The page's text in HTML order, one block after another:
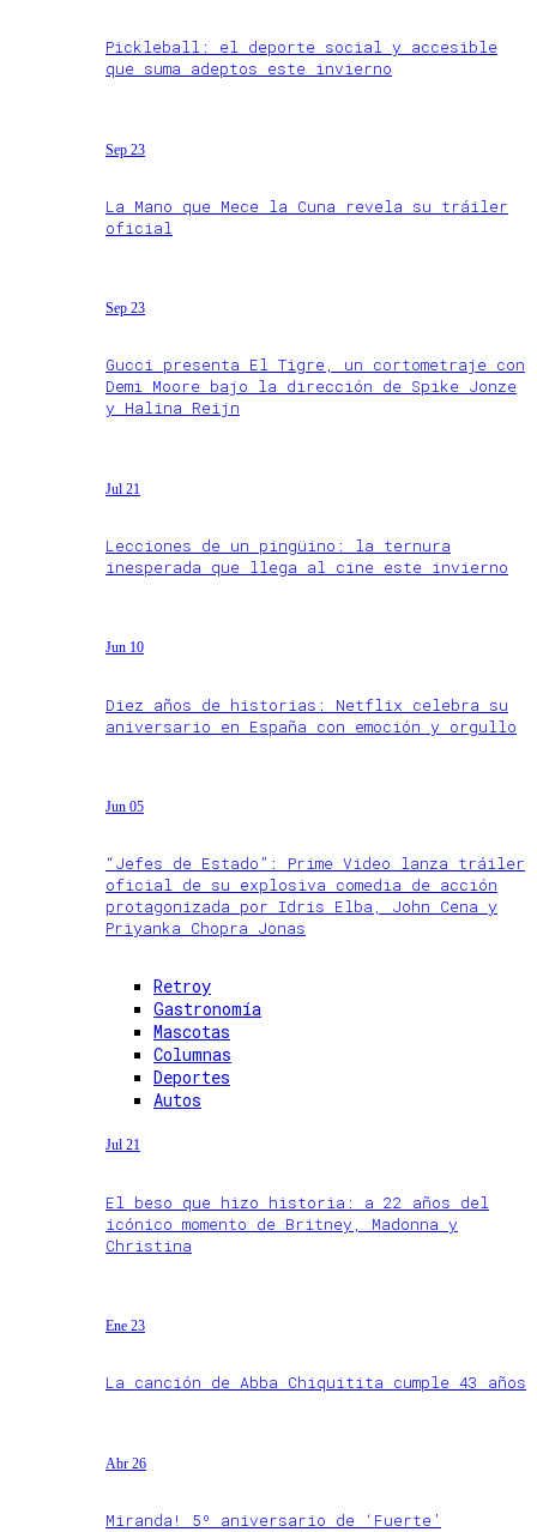
Pickleball: el deporte social y accesible
que suma adeptos este invierno
Sep 23
La Mano que Mece la Cuna revela su tráiler
oficial
Sep 23
Gucci presenta El Tigre, un cortometraje con
Demi Moore bajo la dirección de Spike Jonze
y Halina Reijn
Jul 21
Lecciones de un pingüino: la ternura
inesperada que llega al cine este invierno
Jun 10
Diez años de historias: Netflix celebra su
aniversario en España con emoción y orgullo
Jun 05
“Jefes de Estado”: Prime Video lanza tráiler
oficial de su explosiva comedia de acción
protagonizada por Idris Elba, John Cena y
Priyanka Chopra Jonas
Retroy
Gastronomía
Mascotas
Columnas
Deportes
Autos
Jul 21
El beso que hizo historia: a 22 años del
icónico momento de Britney, Madonna y
Christina
Ene 23
La canción de Abba Chiquitita cumple 43 años
Abr 26
Miranda! 5º aniversario de ‘Fuerte’